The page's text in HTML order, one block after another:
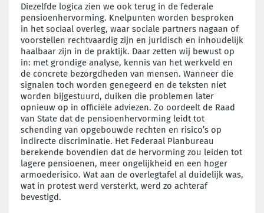
Diezelfde logica zien we ook terug in de federale
pensioenhervorming. Knelpunten worden besproken
in het sociaal overleg, waar sociale partners nagaan of
voorstellen rechtvaardig zijn en juridisch en inhoudelijk
haalbaar zijn in de praktijk. Daar zetten wij bewust op
in: met grondige analyse, kennis van het werkveld en
de concrete bezorgdheden van mensen. Wanneer die
signalen toch worden genegeerd en de teksten niet
worden bijgestuurd, duiken die problemen later
opnieuw op in officiële adviezen. Zo oordeelt de Raad
van State dat de pensioenhervorming leidt tot
schending van opgebouwde rechten en risico’s op
indirecte discriminatie. Het Federaal Planbureau
berekende bovendien dat de hervorming zou leiden tot
lagere pensioenen, meer ongelijkheid en een hoger
armoederisico. Wat aan de overlegtafel al duidelijk was,
wat in protest werd versterkt, werd zo achteraf
bevestigd.